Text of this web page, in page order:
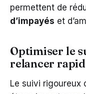
permettent de
d’impayés et
Optimiser le
relancer
Le suivi rigoureux